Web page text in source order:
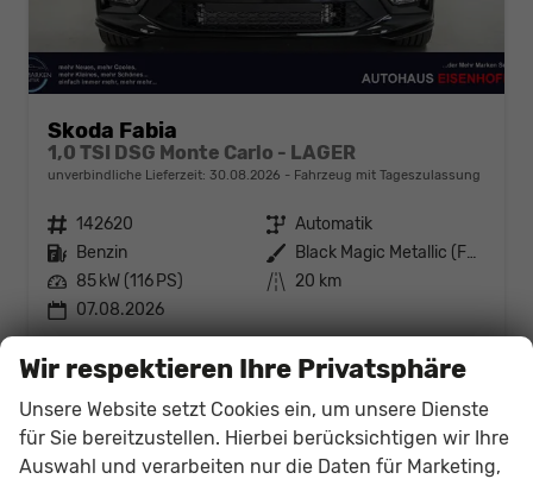
Skoda Fabia
1,0 TSI DSG Monte Carlo - LAGER
unverbindliche Lieferzeit: 30.08.2026 Fahrzeug mit Tageszulassung
Fahrzeugnr. 142620 Getriebe Automatik
Kraftstoff Benzin Außenfarbe
Black Magic Metallic (F9R)
Leistung 85 kW (116 PS) Kilometerstand 20 km
07.08.2026
24.551,– €
incl. 19% MwSt.
Details
Verbrauch kombiniert:5,30 l/100km
CO2 -Klasse: D
2-Emissionen: 120,00 g/km
Wir respektieren Ihre Privatsphäre
Unsere Website setzt Cookies ein, um unsere Dienste
für Sie bereitzustellen. Hierbei berücksichtigen wir Ihre
Auswahl und verarbeiten nur die Daten für Marketing,